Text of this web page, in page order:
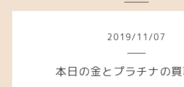
2019/ 11 /07
本日の金とプラチナの